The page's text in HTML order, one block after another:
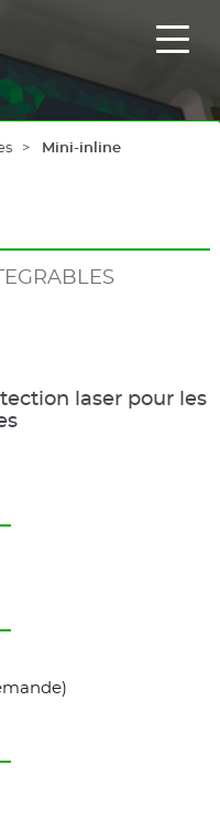
Mini-inline
laser pour les